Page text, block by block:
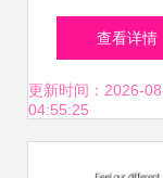
动 透气运动
海报
查看详情
更新时间：2026-
04:55:25